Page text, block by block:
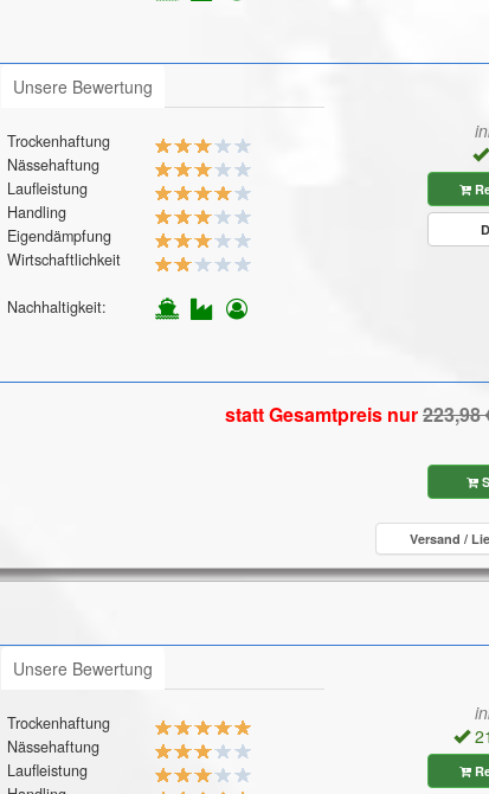
Unsere Bewertung
Trockenhaftung
Nässehaftung
Laufleistung
Handling
Eigendämpfung
Wirtschaftlichkeit
Nachhaltigkeit:
statt Gesamtpreis nur
Versand /
Unsere Bewertung
Trockenhaftung
Nässehaftung
Laufleistung